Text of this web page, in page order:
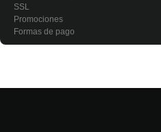
SSL
Promociones
Formas de pago